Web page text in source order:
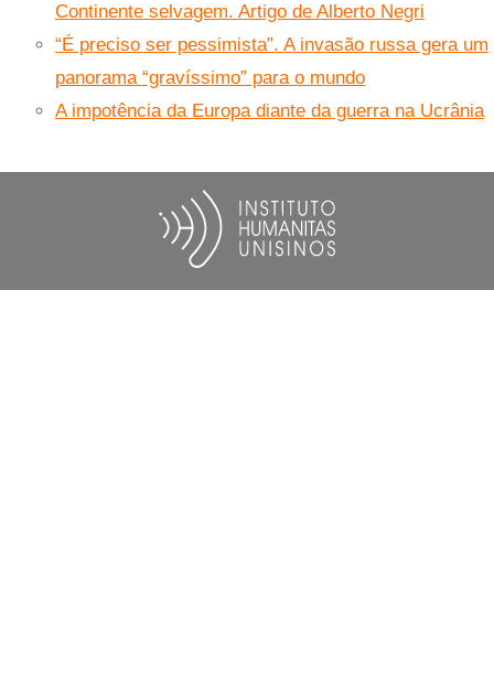
Continente selvagem. Artigo de Alberto Negri
“É preciso ser pessimista”. A invasão russa gera um
panorama “gravíssimo” para o mundo
A impotência da Europa diante da guerra na Ucrânia